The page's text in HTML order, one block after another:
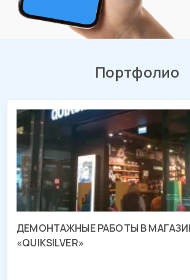
Портфолио
ДЕМОНТАЖНЫЕ РАБОТЫ В
«QUIKSILVER»
Демонтаж магазина
ТРЦ «МЕГА Адыгея-Кубань»,